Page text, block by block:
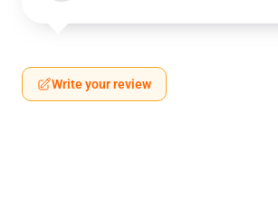
Write your review